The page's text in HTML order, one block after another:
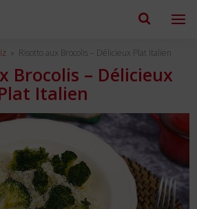
» Risotto aux Brocolis – Délicieux Plat Italien
Brocolis – Délicieux
Italien